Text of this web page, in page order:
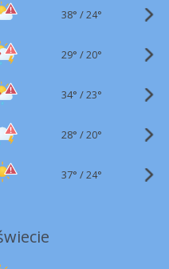
38° /24°
29° /20°
34° /23°
28° /20°
37° /24°